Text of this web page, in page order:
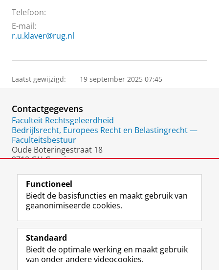
Telefoon:
E-mail:
r.u.klaver@rug.nl
Laatst gewijzigd: 19 september 2025 07:45
Contactgegevens
Faculteit Rechtsgeleerdheid
Bedrijfsrecht, Europees Recht en Belastingrecht —
Faculteitsbestuur
Oude Boteringestraat 18
9712 GH Groningen
Volg de RUG
F
a
e
b
L
i
k
e
R
S
-
f
I
n
t
Y
o
T
Studiekiezers
Functioneel
Biedt de basisfuncties en maakt gebruik van
geanonimiseerde cookies.
Standaard
Biedt de optimale werking en maakt gebruik
van onder andere videocookies.